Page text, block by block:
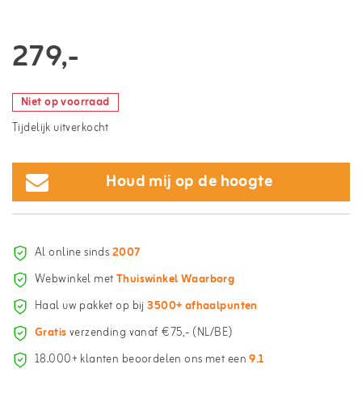
279,-
Niet op voorraad
Tijdelijk uitverkocht
Houd mij op de hoogte
Al online sinds2007
Webwinkel metThuiswinkel Waarborg
Haal uw pakket op bij3500+ afhaalpunten
Gratisverzending vanaf €75,- (NL/BE)
18.000+ klanten beoordelen ons met een9.1